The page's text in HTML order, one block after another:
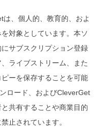
は、個人的、教育的、およ
対象としています。本ソ
サブスクリプション登録
ライブストリーム、また
ーを保存することを可能
ロード、およびCleverGet
共有することや商業目的
止されています。